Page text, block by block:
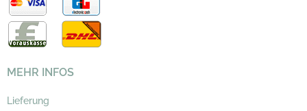
MEHR INFOS
Lieferung